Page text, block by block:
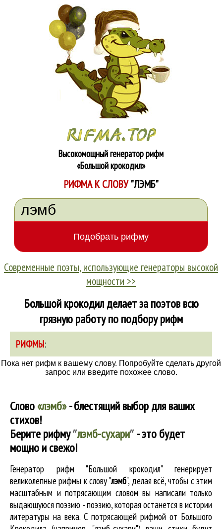
Высокомощный генератор рифм
«Большой крокодил»
РИФМА К СЛОВУ"ЛЭМБ"
Современные поэты, использующие генераторы высокой
мощности >>
Большой крокодил делает за поэтов всю
грязную работу по подбору рифм
РИФМЫ:
Пока нет рифм к вашему слову. Попробуйте сделать другой
запрос или введите похожее слово.
Слово«лэмб»- блестящий выбор для ваших
стихов!
Берите рифму″лэмб-сухари″ - это будет
мощно и свежо!
Генератор рифм "Большой крокодил" генерирует
великолепныерифмы к слову "лэмб", делая всё, чтобы с этим
масштабным и потрясающим словом вы написали только
выдающуюся поэзию - поэзию, которая останется в истории
литературы на века. С потрясающей рифмой от Большого